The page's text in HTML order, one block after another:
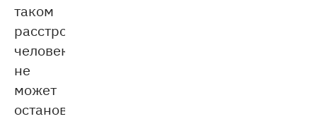
таком
расстройстве
человек
не
может
остановиться